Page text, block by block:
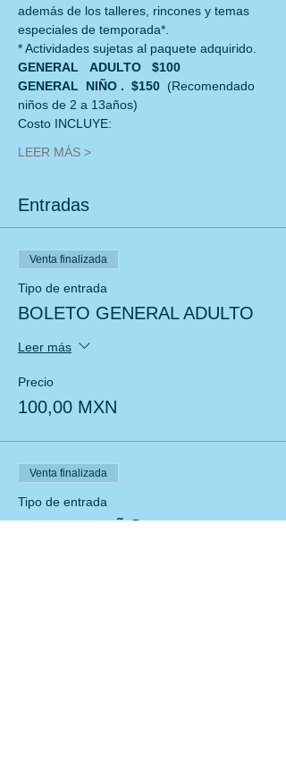
además de los talleres, rincones y temas
especiales de temporada*.
* Actividades sujetas al paquete adquirido.
GENERAL   ADULTO   $100
GENERAL  NIÑO .  $150 (Recomendado
niños de 2 a 13años)
Costo INCLUYE:
LEER MÁS >
Entradas
Venta finalizada
Tipo de entrada
BOLETO GENERAL ADULTO
Leer más
Precio
100,00 MXN
Venta finalizada
Tipo de entrada
BOLETO NIÑ@S